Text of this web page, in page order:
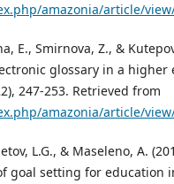
amazonia/article/
E., Smirnova, Z., &
glossary in a higher
247-253. Retrieved from
amazonia/article/
L.G., & Maseleno, A.
goal setting for education